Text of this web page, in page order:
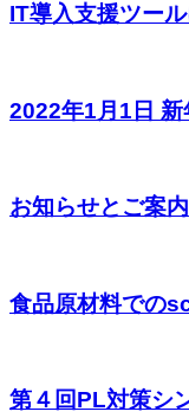
IT導入支援ツール
2022年1月1日 新
お知らせとご案内
食品原材料での
第４回PL対策シ